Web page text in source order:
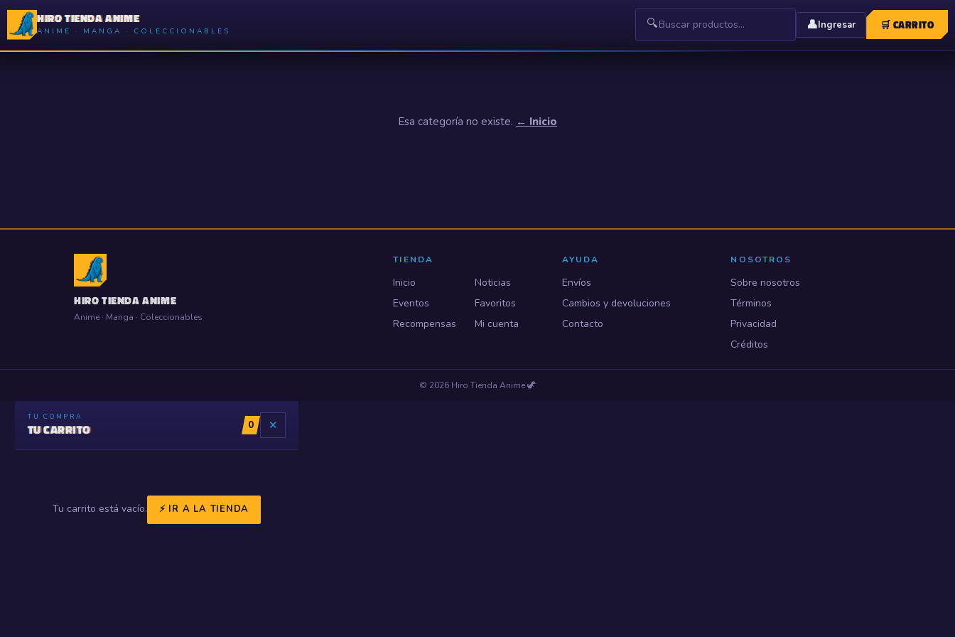
HIRO TIENDA ANIME
ANIME · MANGA · COLECCIONABLES 🔍 👤Ingresar 🛒CARRITO
Esa categoría no existe. ← Inicio
HIRO TIENDA ANIME
Anime · Manga · Coleccionables
TIENDA
Inicio
Noticias
Eventos
Favoritos
Recompensas
Mi cuenta
AYUDA
Envíos
Cambios y devoluciones
Contacto
NOSOTROS
Sobre nosotros
Términos
Privacidad
Créditos
© 2026 Hiro Tienda Anime🦖
TU COMPRA
TU CARRITO 0 ✕
Tu carrito está vacío. ⚡ IR A LA TIENDA